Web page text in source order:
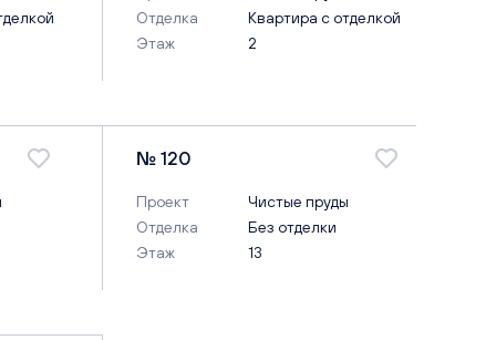
Отделка
Квартира с отделкой
Этаж
2
№ 120
Проект
Чистые пруды
Отделка
Без отделки
Этаж
13